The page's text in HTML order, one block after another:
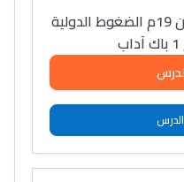
المغرب في مطلع القرن 19م الضغوط الدولية